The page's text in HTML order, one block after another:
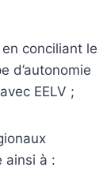
conciliant le
d’autonomie
EELV ;
ainsi à :